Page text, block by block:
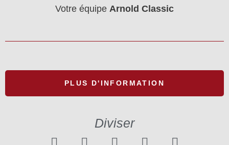
Votre équipe Arnold Classic
PLUS D'INFORMATION
Diviser